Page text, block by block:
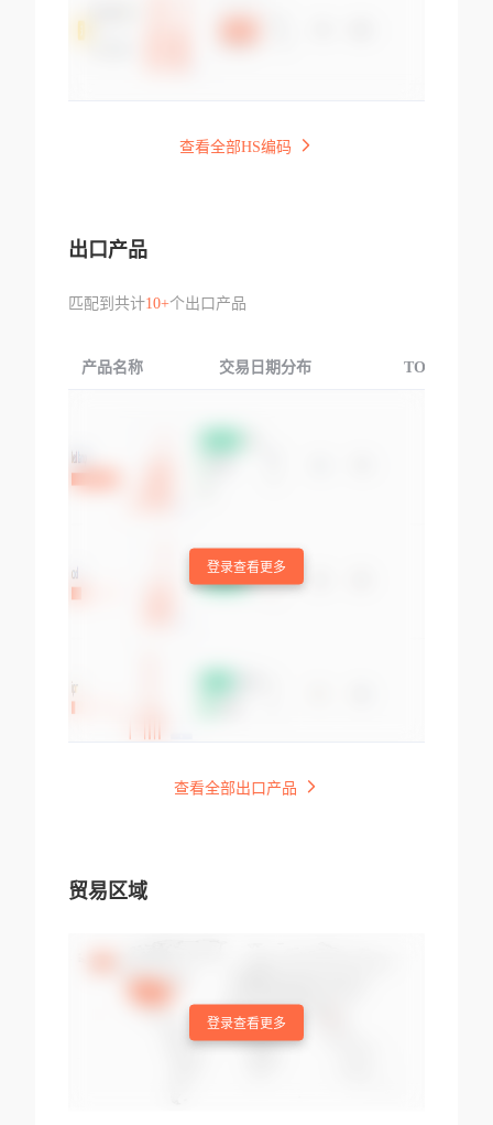
查看全部HS编码
出口产品
匹配到共计10+个出口产品
产品名称 交易日期分布 TOP3交易国
登录查看更多
查看全部出口产品
贸易区域
登录查看更多